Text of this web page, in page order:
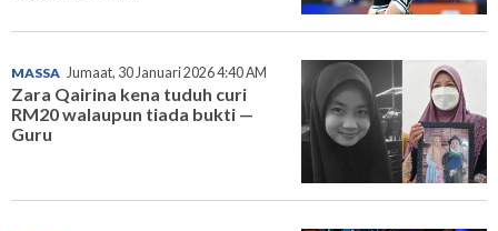
MASSA Jumaat, 30 Januari 2026 4:40 AM
Zara Qairina kena tuduh curi
RM20 walaupun tiada bukti —
Guru